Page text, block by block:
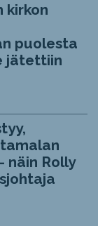
kirkon
puolesta
jätettiin
näin Rolly